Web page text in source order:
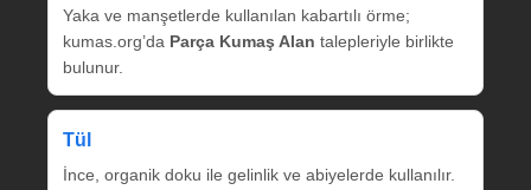
Yaka ve manşetlerde kullanılan kabartılı örme;
kumas.org’da Parça Kumaş Alan talepleriyle birlikte
bulunur.
Tül
İnce, organik doku ile gelinlik ve abiyelerde kullanılır.